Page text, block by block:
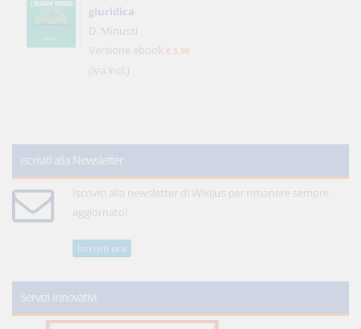
giuridica
D. Minussi
Versione ebook € 5,99
(iva incl.)
Iscriviti alla Newsletter
Iscriviti alla newsletter di WikiJus per rimanere sempre
aggiornato!
Iscriviti ora
Servizi innovativi